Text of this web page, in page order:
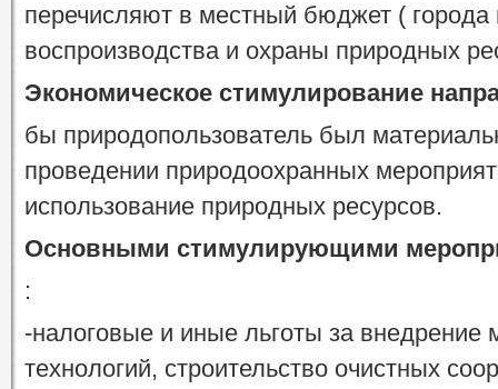
перечисляют в местный бюджет (
воспроизводства и охраны природных
Экономическое стимулирование
бы природопользователь был
проведении природоохранных
использование природных ресурсов.
Основными стимулирующими
:
-налоговые и иные льготы за внедрение
технологий, строительство очистных